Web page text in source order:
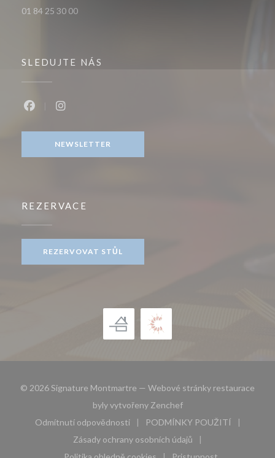
01 84 25 30 00
SLEDUJTE NÁS
NEWSLETTER
REZERVACE
REZERVOVAT STŮL
© 2026 Signature Montmartre — Webové stránky restaurace
byly vytvořeny Zenchef((otevře se v novém
Odmítnutí odpovědnosti
((otevře se v novém okně))
PODMÍNKY POUŽITÍ
((otevře se v novém
Zásady ochrany osobních údajů
((otevře se v novém okně))